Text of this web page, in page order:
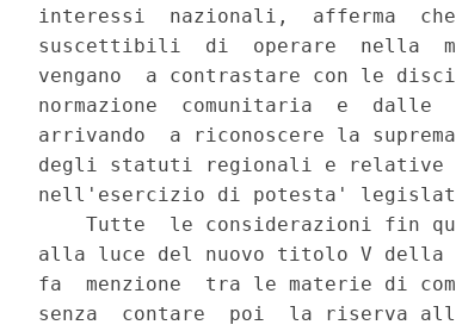
interessi  nazionali,  afferma  che
suscettibili  di  operare  nella
vengano  a contrastare con le
normazione  comunitaria  e
arrivando  a riconoscere la
degli statuti regionali e relative
nell'esercizio di potesta'
Tutte  le considerazioni fin
alla luce del nuovo titolo V
fa  menzione  tra le materie di
senza  contare  poi  la riserva